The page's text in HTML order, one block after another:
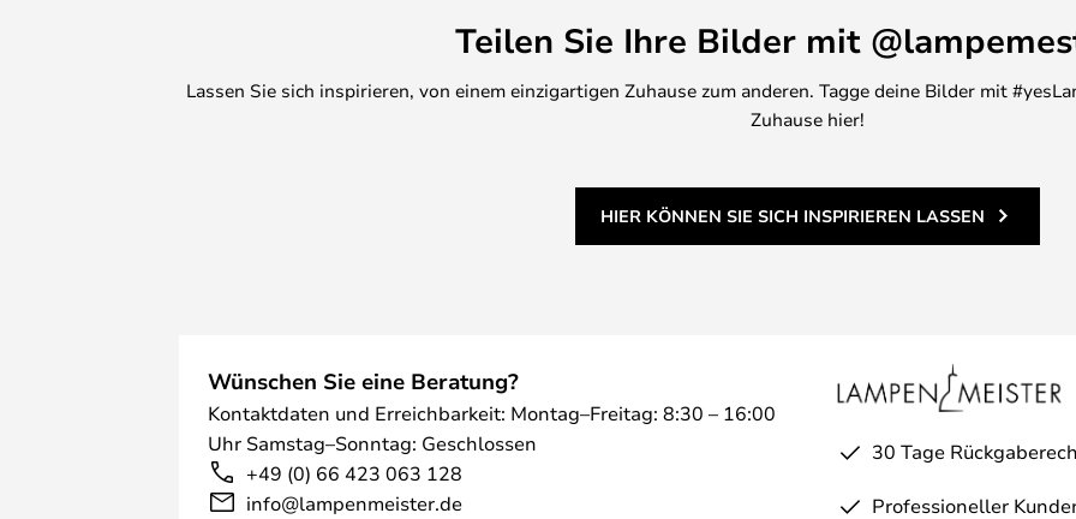
Teilen Sie Ihre Bilder mit
Lassen Sie sich inspirieren, von einem einzigartigen Zuhause zum anderen. Tagge deine Bilder mit
Zuhause hier!
HIER KÖNNEN SIE SICH INSPIRIEREN LASSEN
Wünschen Sie eine Beratung?
Kontaktdaten und Erreichbarkeit: Montag–Freitag: 8:30 – 16:00
Uhr Samstag–Sonntag: Geschlossen
+49 (0) 66 423 063 128
info@lampenmeister.de
30 Tage
Professioneller